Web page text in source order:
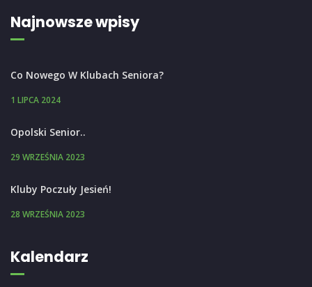
Najnowsze wpisy
Co Nowego W Klubach Seniora?
1 LIPCA 2024
Opolski Senior..
29 WRZEŚNIA 2023
Kluby Poczuły Jesień!
28 WRZEŚNIA 2023
Kalendarz